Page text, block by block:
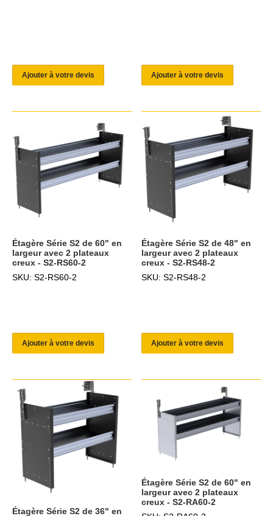
Ajouter à votre devis Ajouter à votre devis
Étagère Série S2 de 60" en
largeur avec 2 plateaux
creux - S2-RS60-2
SKU: S2-RS60-2
Ajouter à votre devis
Étagère Série S2 de 48" en
largeur avec 2 plateaux
creux - S2-RS48-2
SKU: S2-RS48-2
Ajouter à votre devis
Étagère Série S2 de 36" en
Étagère Série S2 de 60" en
largeur avec 2 plateaux
creux - S2-RA60-2